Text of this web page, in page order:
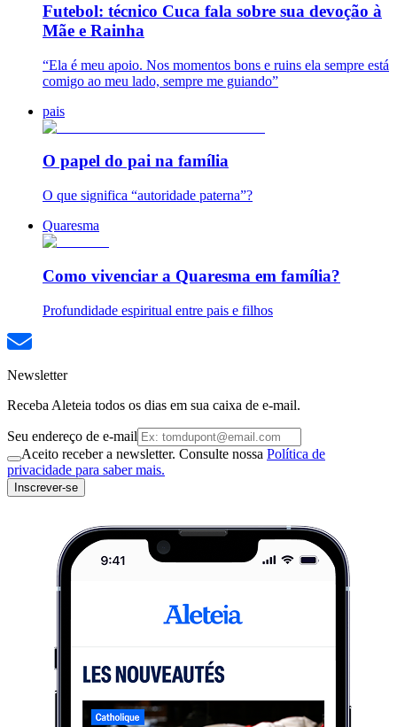
Futebol: técnico Cuca fala sobre sua devoção à
Mãe e Rainha
“Ela é meu apoio. Nos momentos bons e ruins ela sempre está
comigo ao meu lado, sempre me guiando”
pais
O papel do pai na família
O que significa “autoridade paterna”?
Quaresma
Como vivenciar a Quaresma em família?
Profundidade espiritual entre pais e filhos
Newsletter
Receba Aleteia todos os dias em sua caixa de e-mail.
Seu endereço de e-mail
Aceito receber a newsletter. Consulte nossa Política de
privacidade para saber mais.
Inscrever-se